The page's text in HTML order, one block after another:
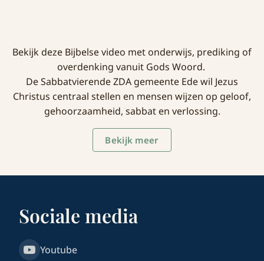
Bekijk deze Bijbelse video met onderwijs, prediking of
overdenking vanuit Gods Woord.
De Sabbatvierende ZDA gemeente Ede wil Jezus
Christus centraal stellen en mensen wijzen op geloof,
gehoorzaamheid, sabbat en verlossing.
Bekijk meer
Sociale media
Youtube